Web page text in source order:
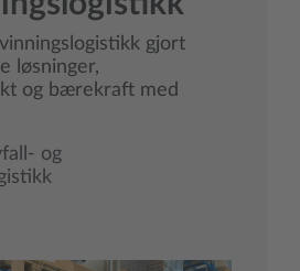
gjort
løsninger,
og bærekraft med
og